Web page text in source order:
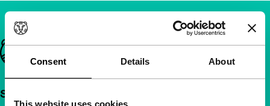
Consent Details About
This website uses cookies
Belangrijke links
Snel naar